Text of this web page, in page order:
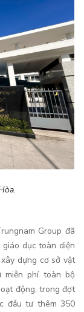
Group đã
dục toàn diện
dựng cơ sở vật
miễn phí toàn bộ
động, trong đợt
đầu tư thêm 350